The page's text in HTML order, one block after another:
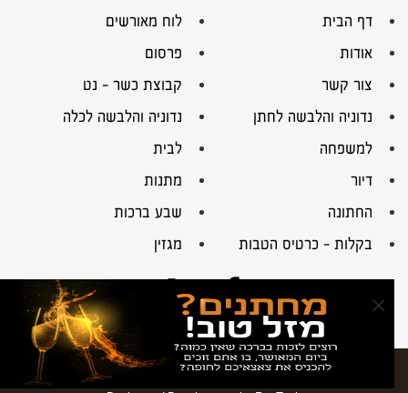
דף הבית
לוח מאורשים
אודות
פרסום
צור קשר
קבוצת כשר – נט
נדוניה והלבשה לחתן
נדוניה והלבשה לכלה
למשפחה
לבית
דיור
מתנות
החתונה
שבע ברכות
בקלות – כרטיס הטבות
מגזין
×
© כל הזכויות שמורות לבשמחות 2016